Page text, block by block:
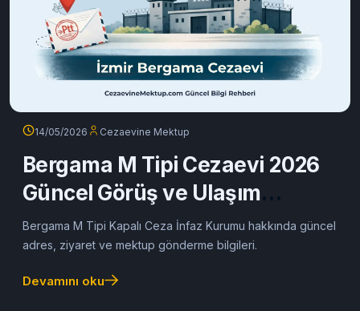
14/05/2026 Cezaevine Mektup
Bergama M Tipi Cezaevi 2026
Güncel Görüş ve Ulaşım
Rehberi
Bergama M Tipi Kapalı Ceza İnfaz Kurumu hakkında güncel
adres, ziyaret ve mektup gönderme bilgileri.
Devamını oku